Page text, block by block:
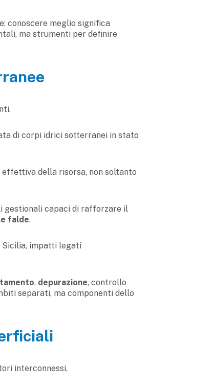
conoscere meglio significa
ma strumenti per definire
di corpi idrici sotterranei in stato
della risorsa, non soltanto
gestionali capaci di rafforzare il
falde.
Sicilia, impatti legati
, depurazione, controllo
separati, ma componenti dello
interconnessi.